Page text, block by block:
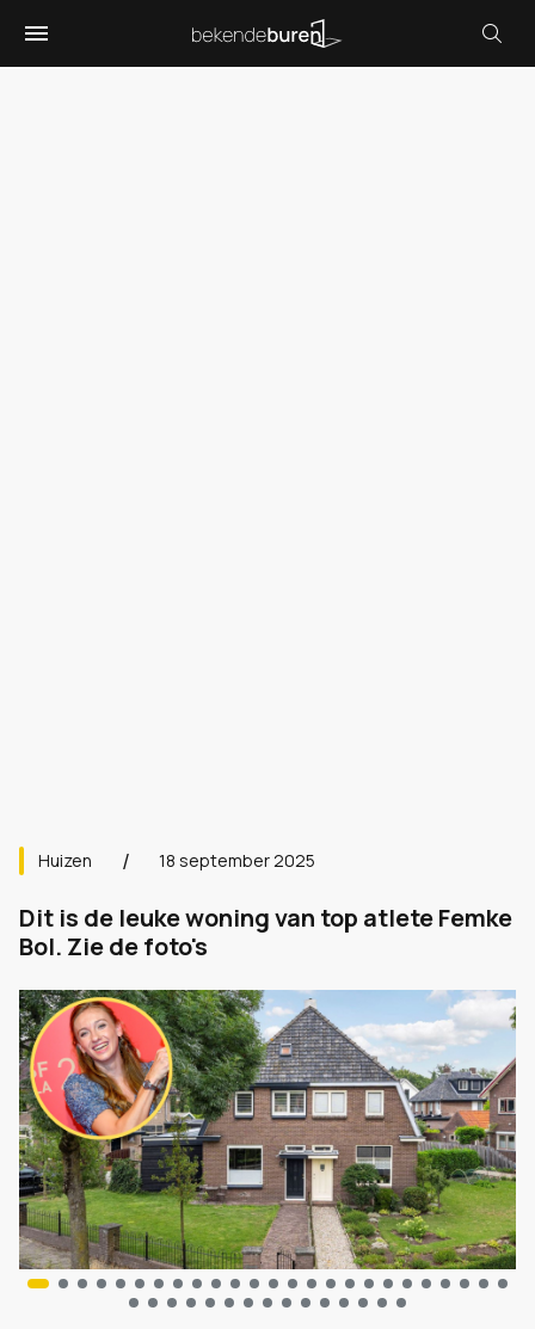
Huizen 18 september 2025
Dit is de leuke woning van top atlete Femke
Bol. Zie de foto's